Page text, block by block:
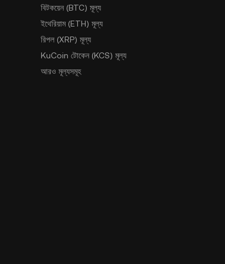
বিটকয়েন (BTC) মূল্য
ইথেরিয়াম (ETH) মূল্য
রিপল (XRP) মূল্য
KuCoin টোকেন (KCS) মূল্য
আরও মূল্যসমূহ